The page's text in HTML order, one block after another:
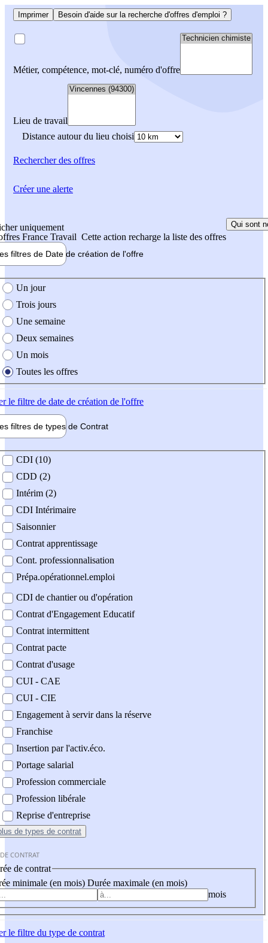
Imprimer Besoin d'aide sur la recherche d'offres d'emploi ?
Métier, compétence, mot-clé, numéro d'offre
Lieu de travail
Distance autour du lieu choisi
Rechercherdes offres
uniquement
France Travail Cette action recharge la liste des offres
Qui sont
filtres de Date de création de l'offre
création de l'offre
Un jour
Trois jours
Une semaine
Deux semaines
Un mois
Toutes les offres
le filtre de date de création de l'offre
filtres de types de Contrat
contrat
CDI (10)
CDD (2)
Intérim (2)
CDI Intérimaire
Saisonnier
Contrat apprentissage
Cont. professionnalisation
Prépa.opérationnel.emploi
CDI de chantier ou d'opération
Contrat d'Engagement Educatif
Contrat intermittent
Contrat pacte
Contrat d'usage
CUI - CAE
CUI - CIE
Engagement à servir dans la réserve
Franchise
Insertion par l'activ.éco.
Portage salarial
Profession commerciale
Profession libérale
Reprise d'entreprise
de types de contrat
CONTRAT
de contrat
minimale (en mois) Durée maximale (en mois)
mois
le filtre du type de contrat
Créer une alerte